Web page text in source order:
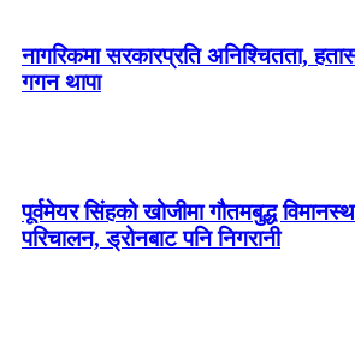
नागरिकमा सरकारप्रति अनिश्चितता,
गगन थापा
पूर्वमेयर सिंहको खोजीमा गौतमबुद्ध
परिचालन, ड्रोनबाट पनि निगरानी